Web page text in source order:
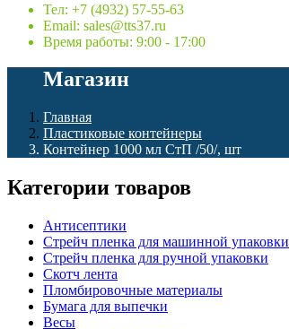
Тел: +7 (4932) 57-55-63
Email: sales@tts37.ru
Время работы: 9:00 - 17:00
Магазин
Главная
Пластиковые контейнеры
Контейнер 1000 мл СтП /50/, шт
Категории товаров
Антисептики
Стрейч пленка для машинной упаковки
Стрейч пленка для ручной упаковки
Скотч лента
Пломбировочные материалы
Бумага для выпечки
Весы